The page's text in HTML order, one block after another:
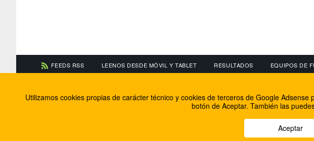
FEEDS RSS LEENOS DESDE MÓVIL Y TABLET RESULTADOS EQUIPOS DE
Información de contacto
El equipo de FútbolBalear
Soluciones Corporativas IP
Facebook
Twitter
Utilizamos cookies propias de carácter técnico y cookies de terceros de Google
botón de Aceptar. También las
Aceptar